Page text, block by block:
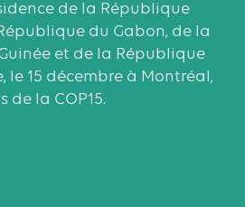
de la République
du Gabon, de la
et de la République
le 15 décembre à Montréal,
de la COP15.